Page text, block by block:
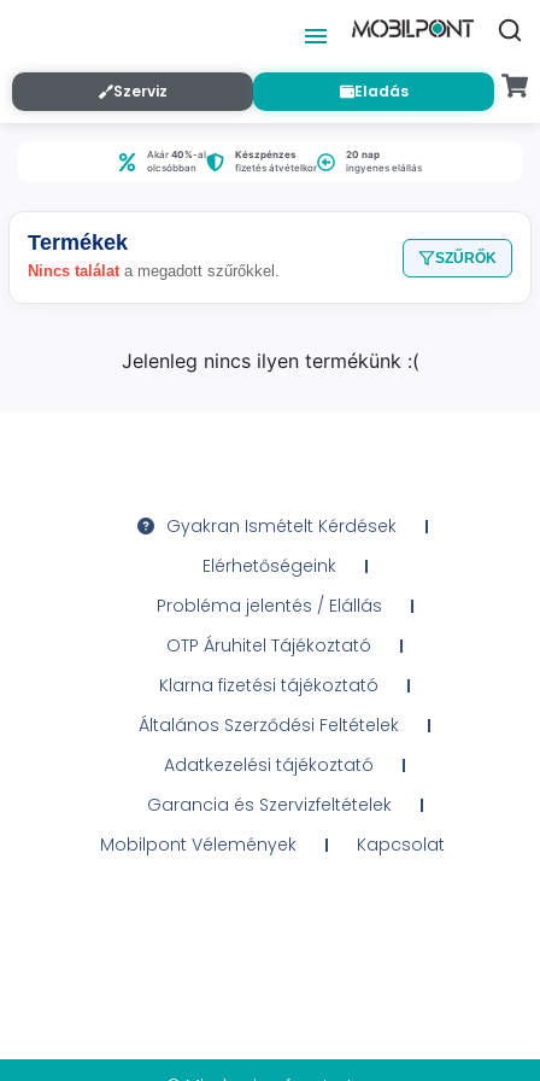
Szerviz Eladás
Akár40%-al
olcsóbban
Készpénzes
fizetés átvételkor
20 nap
ingyenes elállás
Termékek
Nincs találata megadott szűrőkkel.
SZŰRŐK
Jelenleg nincs ilyen termékünk :(
Gyakran Ismételt Kérdések
Elérhetőségeink
Probléma jelentés / Elállás
OTP Áruhitel Tájékoztató
Klarna fizetési tájékoztató
Általános Szerződési Feltételek
Adatkezelési tájékoztató
Garancia és Szervizfeltételek
Mobilpont Vélemények
Kapcsolat